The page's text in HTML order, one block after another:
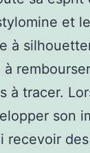
et
à
à tracer.
son
recevoir